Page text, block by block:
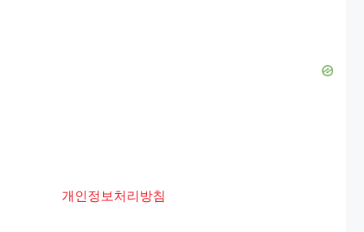
개인정보처리방침